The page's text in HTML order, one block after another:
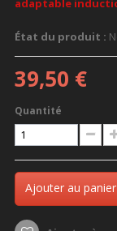
adaptable
État du produit :
39,50 €
Quantité
Ajouter au panier